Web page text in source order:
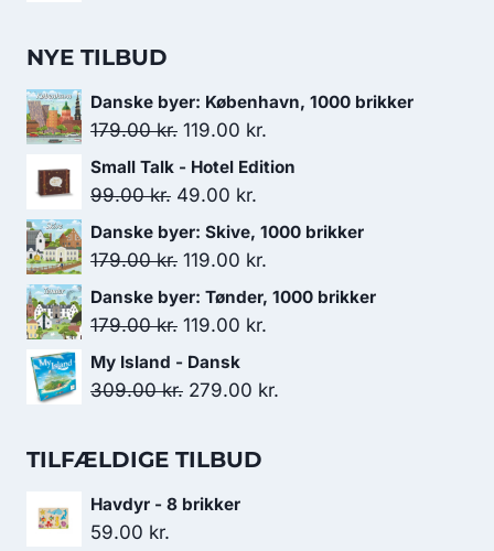
NYE TILBUD
Danske byer: København, 1000 brikker
179.00kr. Den
oprindelige
pris
179.00 kr..
119.00 kr.
aktuelle
Small Talk - Hotel Edition
99.00kr. Den
oprindelige
pris
99.00 kr..
49.00 kr.
aktuelle
pris
49.00 kr..
Danske byer: Skive, 1000 brikker
179.00kr. Den
oprindelige
pris
179.00 kr..
119.00 kr.
aktuelle
Danske byer: Tønder, 1000 brikker
179.00kr. Den
oprindelige
pris
119.00 kr.
pris
My Island - Dansk
309.00kr. Den
pris
309.00 kr..
279.00 kr.
TILFÆLDIGE TILBUD
Havdyr - 8 brikker
59.00 kr.